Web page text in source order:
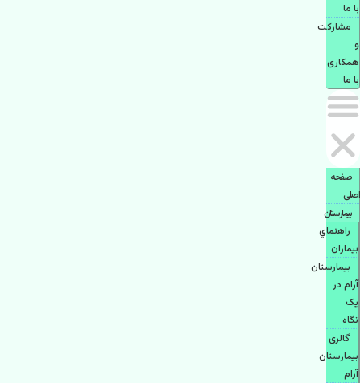
با ما
مشاركت
و
همكاری
با ما
صفحه
اصلی
بيمارستان
راهنماي
بیماران
بیمارستان
آرام در
یک
نگاه
گالری
بیمارستان
آرام